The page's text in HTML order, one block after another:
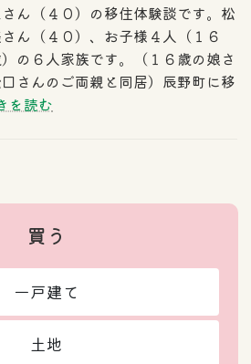
ん（４０）の移住体験談です。松
ん（４０）、お子様４人（１６
の６人家族です。（１６歳の娘さ
さんのご両親と同居）辰野町に移
を読む
買う
一戸建て
土地